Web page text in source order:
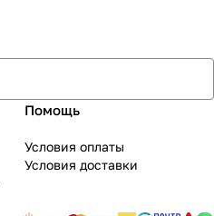
Помощь
Условия оплаты
Условия доставки